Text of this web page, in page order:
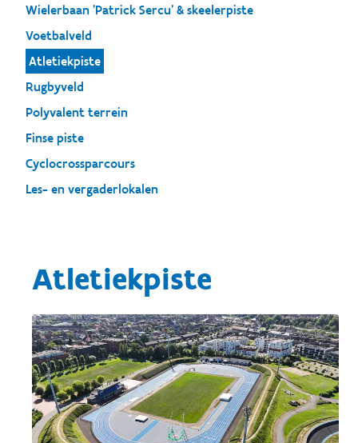
Wielerbaan 'Patrick Sercu' & skeelerpiste
Voetbalveld
Atletiekpiste
Rugbyveld
Polyvalent terrein
Finse piste
Cyclocrossparcours
Les- en vergaderlokalen
Atletiekpiste